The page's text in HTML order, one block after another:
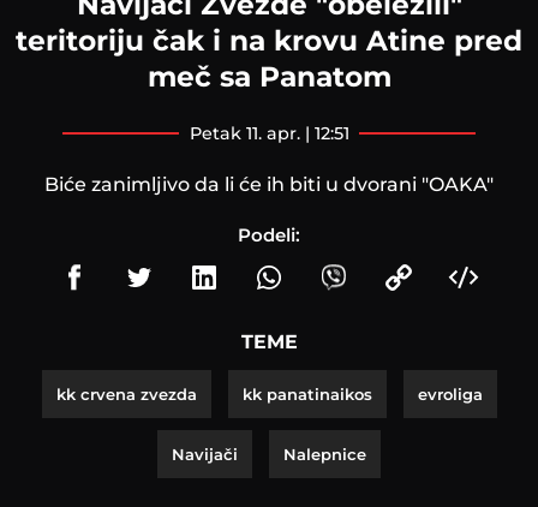
teritoriju čak i na krovu Atine pred
meč sa Panatom
petak 11. apr. | 12:51
Biće zanimljivo da li će ih biti u dvorani "OAKA"
Podeli:
TEME
kk crvena zvezda kk panatinaikos evroliga
Navijači Nalepnice